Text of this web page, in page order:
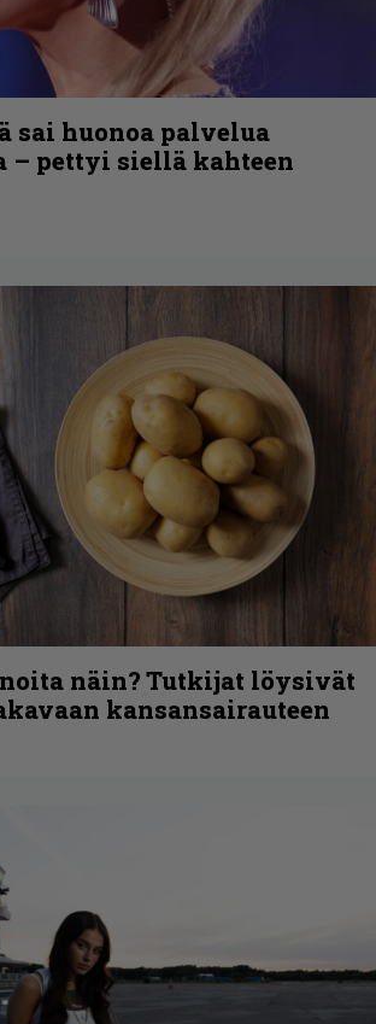
sai huonoa palvelua
– pettyi siellä kahteen
näin? Tutkijat löysivät
kansansairauteen